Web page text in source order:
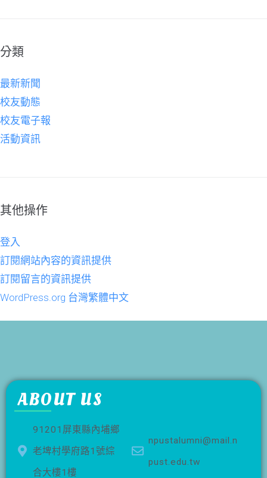
分類
最新新聞
校友動態
校友電子報
活動資訊
其他操作
登入
訂閱網站內容的資訊提供
訂閱留言的資訊提供
WordPress.org 台灣繁體中文
ABOUT US
91201屏東縣內埔鄉
老埤村學府路1號綜
合大樓1樓
npustalumni@mail.n
pust.edu.tw